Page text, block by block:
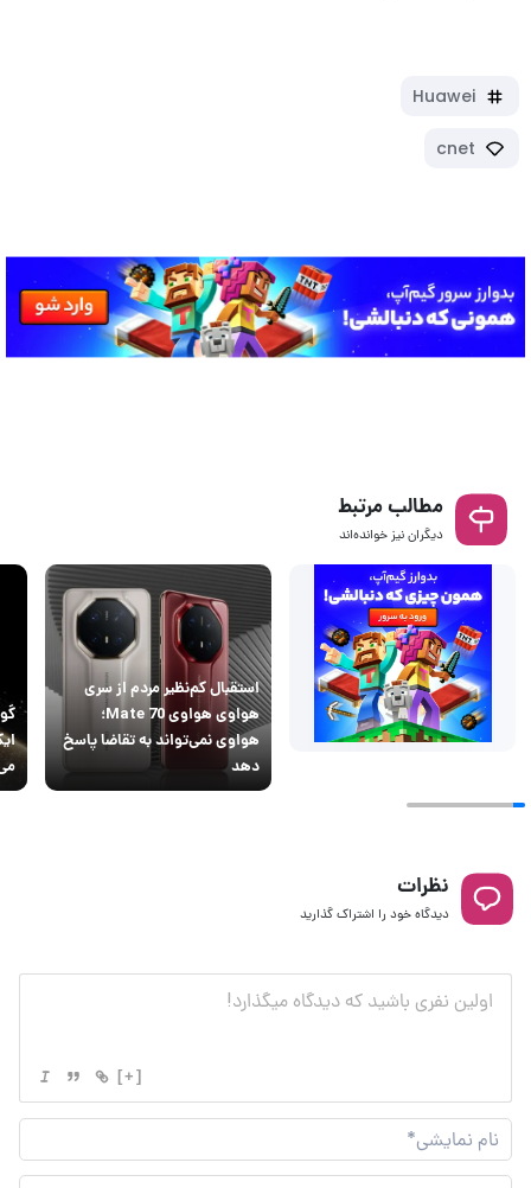
Huawei
cnet
مطالب مرتبط
دیگران نیز خوانده‌اند
استقبال کم‌نظیر مردم از سری
هواوی هواوی Mate 70؛
هواوی نمی‌تواند به تقاضا پاسخ
دهد
نظرات
دیدگاه خود را اشتراک گذارید
[+]
نام